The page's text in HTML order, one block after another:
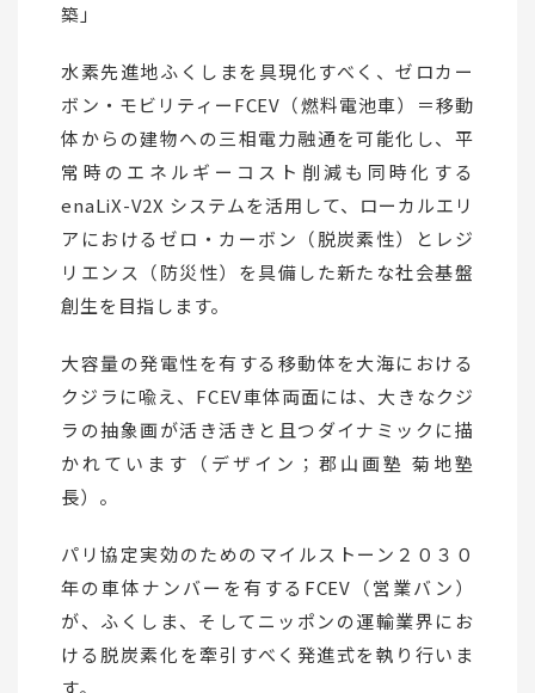
築」
水素先進地ふくしまを具現化すべく、ゼロカー
ボン・モビリティーFCEV（燃料電池車）＝移動
体からの建物への三相電力融通を可能化し、平
常時のエネルギーコスト削減も同時化する
enaLiX-V2X システムを活用して、ローカルエリ
アにおけるゼロ・カーボン（脱炭素性）とレジ
リエンス（防災性）を具備した新たな社会基盤
創生を目指します。
大容量の発電性を有する移動体を大海における
クジラに喩え、FCEV車体両面には、大きなクジ
ラの抽象画が活き活きと且つダイナミックに描
かれています（デザイン；郡山画塾 菊地塾
長）。
パリ協定実効のためのマイルストーン２０３０
年の車体ナンバーを有するFCEV（営業バン）
が、ふくしま、そしてニッポンの運輸業界にお
ける脱炭素化を牽引すべく発進式を執り行いま
す。